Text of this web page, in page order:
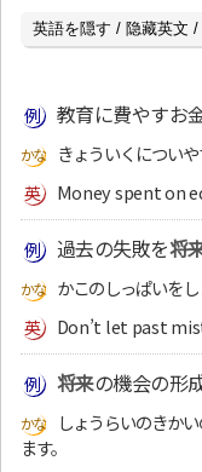
英語を隠す / 隐藏英文
教育に費やすお
きょういくについ
Money spent on
過去の失敗を将
かこのしっぱいを
Don’t let past
将来の機会の形
しょうらいのきか
ます。